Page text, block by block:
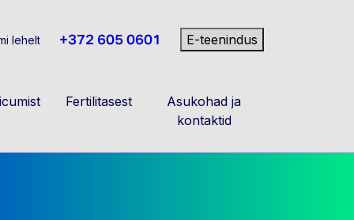
lehelt +372 605 0601 E-teenindus
Fertilitasest
Asukohad ja
kontaktid